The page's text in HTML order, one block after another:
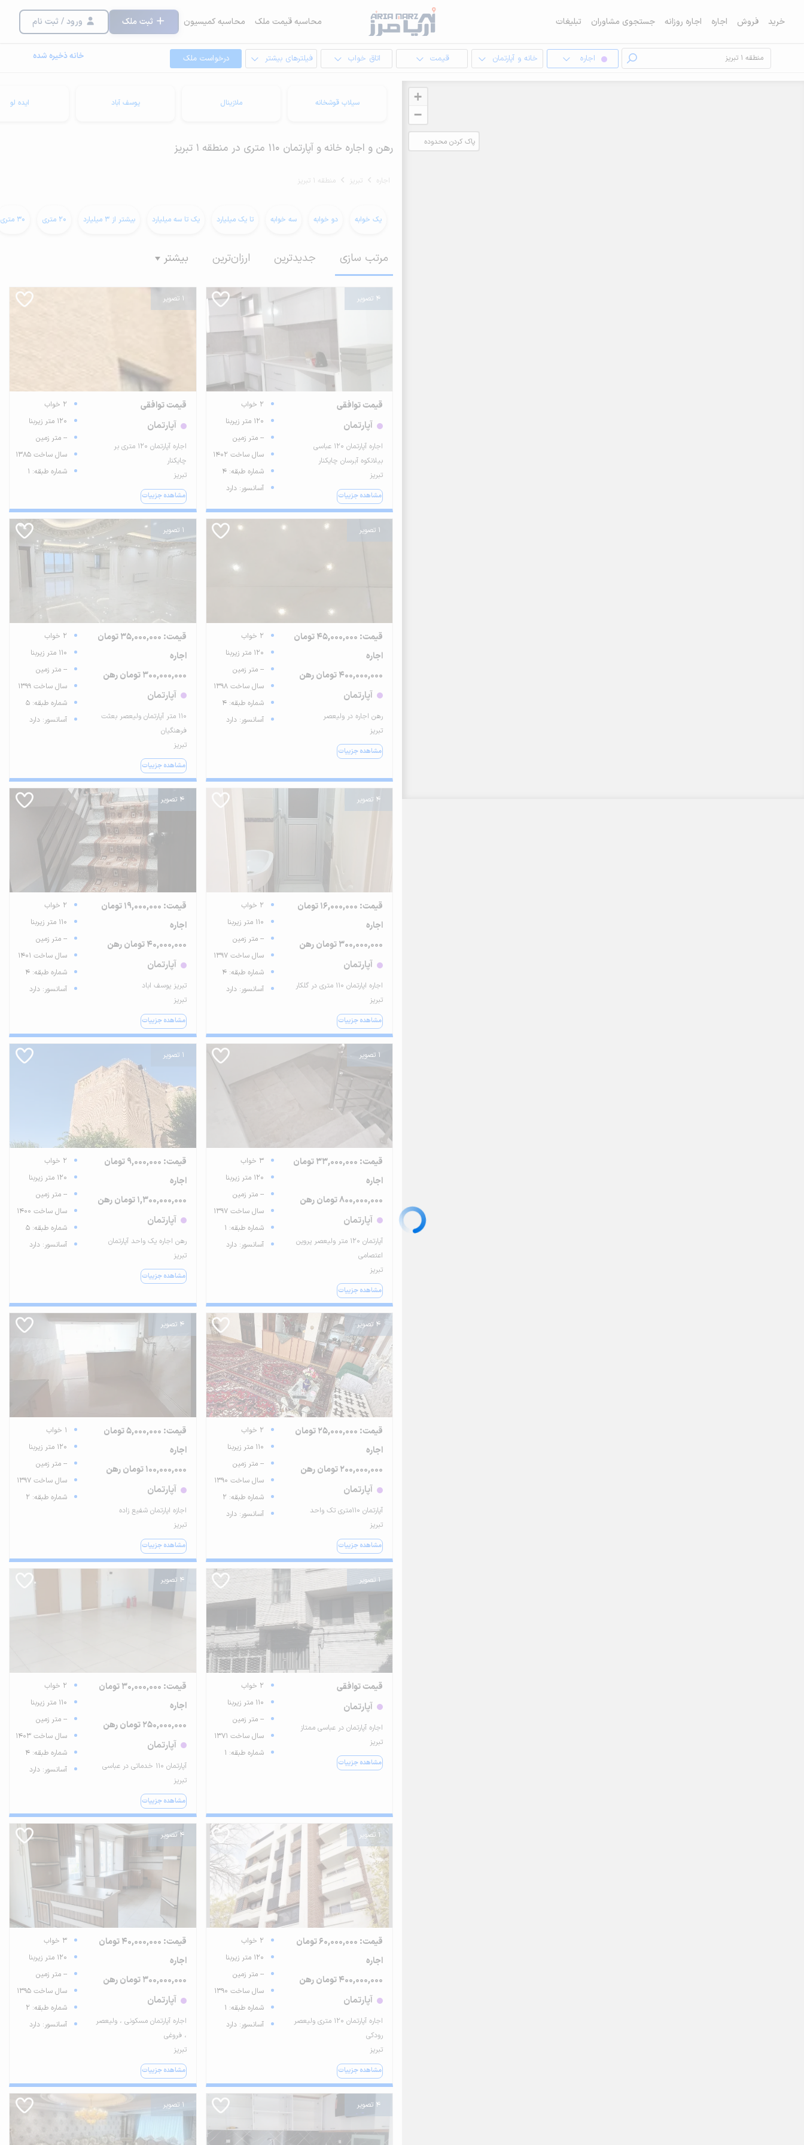
خرید فروش اجاره اجاره روزانه جستجوی مشاوران تبلیغات محاسبه قیمت ملک محاسبه کمیسیون ثبت ملک ورود / ثبت نام
اجاره خانه و آپارتمان قیمت اتاق خواب فیلترهای بیشتر درخواست ملک خانه ذخیره شده
+
−
پاک کردن محدوده
سیلاب قوشخانه ملازینال یوسف آباد ایده لو
رهن و اجاره خانه و آپارتمان 110 متری در منطقه 1 تبریز
اجاره تبریز منطقه 1 تبریز
یک خوابه دو خوابه سه خوابه تا یک میلیارد یک تا سه میلیارد بیشتر از 3 میلیارد 20 متری 30 متری
مرتب سازی جدیدترین ارزان‌ترین بیشتر
4 تصویر
قیمت توافقی
آپارتمان
اجاره آپارتمان 120 عباسی
بیلانکوه آبرسان چایکنار
تبریز
مشاهده جزییات
2 خواب
120 متر زیربنا
-- متر زمین
سال ساخت 1402
شماره طبقه: 4
آسانسور: دارد
1 تصویر
قیمت توافقی
آپارتمان
اجاره آپارتمان 120 متری بر
چایکنار
تبریز
مشاهده جزییات
2 خواب
120 متر زیربنا
-- متر زمین
سال ساخت 1385
شماره طبقه: 1
1 تصویر
قیمت: 45,000,000 تومان
اجاره
400,000,000 تومان رهن
آپارتمان
رهن اجاره در ولیعصر
تبریز
مشاهده جزییات
2 خواب
120 متر زیربنا
-- متر زمین
سال ساخت 1398
شماره طبقه: 4
آسانسور: دارد
1 تصویر
قیمت: 35,000,000 تومان
اجاره
300,000,000 تومان رهن
آپارتمان
۱۱۰ متر آپارتمان ولیعصر بعثت
فرهنگیان
تبریز
مشاهده جزییات
2 خواب
110 متر زیربنا
-- متر زمین
سال ساخت 1399
شماره طبقه: 5
آسانسور: دارد
4 تصویر
قیمت: 16,000,000 تومان
اجاره
300,000,000 تومان رهن
آپارتمان
اجاره اپارتمان ۱۱۰ متری در گلکار
تبریز
مشاهده جزییات
2 خواب
110 متر زیربنا
-- متر زمین
سال ساخت 1397
شماره طبقه: 4
آسانسور: دارد
4 تصویر
قیمت: 19,000,000 تومان
اجاره
40,000,000 تومان رهن
آپارتمان
تبریز یوسف اباد
تبریز
مشاهده جزییات
2 خواب
110 متر زیربنا
-- متر زمین
سال ساخت 1401
شماره طبقه: 4
آسانسور: دارد
1 تصویر
قیمت: 33,000,000 تومان
اجاره
800,000,000 تومان رهن
آپارتمان
آپارتمان ۱۲۰ متر ولیعصر پروین
اعتصامی
تبریز
مشاهده جزییات
3 خواب
120 متر زیربنا
-- متر زمین
سال ساخت 1397
شماره طبقه: 1
آسانسور: دارد
1 تصویر
قیمت: 9,000,000 تومان
اجاره
1,300,000,000 تومان رهن
آپارتمان
رهن اجاره یک واحد آپارتمان
تبریز
مشاهده جزییات
2 خواب
120 متر زیربنا
-- متر زمین
سال ساخت 1400
شماره طبقه: 5
آسانسور: دارد
4 تصویر
قیمت: 25,000,000 تومان
اجاره
200,000,000 تومان رهن
آپارتمان
آپارتمان ۱۱۰متری تک واحد
تبریز
مشاهده جزییات
2 خواب
110 متر زیربنا
-- متر زمین
سال ساخت 1390
شماره طبقه: 2
آسانسور: دارد
4 تصویر
قیمت: 5,000,000 تومان
اجاره
100,000,000 تومان رهن
آپارتمان
اجازه اپارتمان شفیع زاده
تبریز
مشاهده جزییات
1 خواب
120 متر زیربنا
-- متر زمین
سال ساخت 1397
شماره طبقه: 2
1 تصویر
قیمت توافقی
آپارتمان
اجاره آپارتمان در عباسی ممتاز
تبریز
مشاهده جزییات
2 خواب
110 متر زیربنا
-- متر زمین
سال ساخت 1371
شماره طبقه: 1
4 تصویر
قیمت: 30,000,000 تومان
اجاره
250,000,000 تومان رهن
آپارتمان
آپارتمان 110 خدماتی در عباسی
تبریز
مشاهده جزییات
2 خواب
110 متر زیربنا
-- متر زمین
سال ساخت 1403
شماره طبقه: 4
آسانسور: دارد
1 تصویر
قیمت: 60,000,000 تومان
اجاره
400,000,000 تومان رهن
آپارتمان
اجاره آپارتمان ۱۲۰ متری ولیعصر
رودکی
تبریز
مشاهده جزییات
2 خواب
120 متر زیربنا
-- متر زمین
سال ساخت 1390
شماره طبقه: 1
آسانسور: دارد
4 تصویر
قیمت: 40,000,000 تومان
اجاره
300,000,000 تومان رهن
آپارتمان
اجاره آپارتمان مسکونی ، ولیعصر
، فروغی
تبریز
مشاهده جزییات
3 خواب
120 متر زیربنا
-- متر زمین
سال ساخت 1395
شماره طبقه: 2
آسانسور: دارد
4 تصویر 1 تصویر